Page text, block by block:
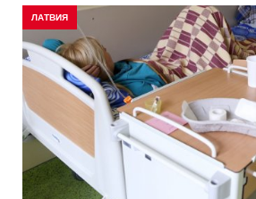
ЛАТВИЯ